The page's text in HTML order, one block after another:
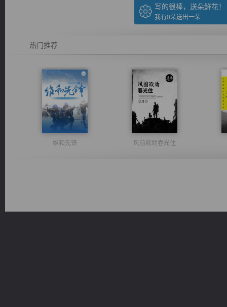
写的很棒，送朵鲜花！
我有0朵送出一朵
热门推荐
维和先锋 风前欲劝春光住